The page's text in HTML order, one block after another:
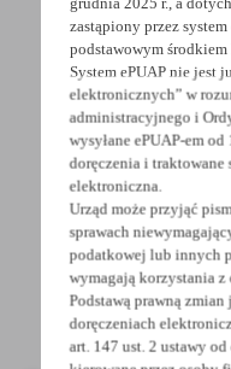
POWRÓT
Spodobała Ci się
- to dla Ciebie
bardzo
zastąpiony przez
podstawowym
System ePUAP nie jest
elektronicznych” w
administracyjnego i
wysyłane ePUAP-em
doręczenia i traktowane
elektroniczna.
Urząd może przyjąć
sprawach
podatkowej lub innych
wymagają korzystania z
Podstawą prawną
doręczeniach
art. 147 ust. 2 ustawy